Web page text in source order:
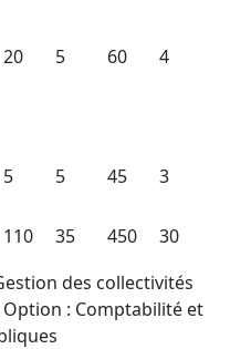
20 5 60 4
5 5 45 3
110 35 450 30
des collectivités
: Comptabilité et